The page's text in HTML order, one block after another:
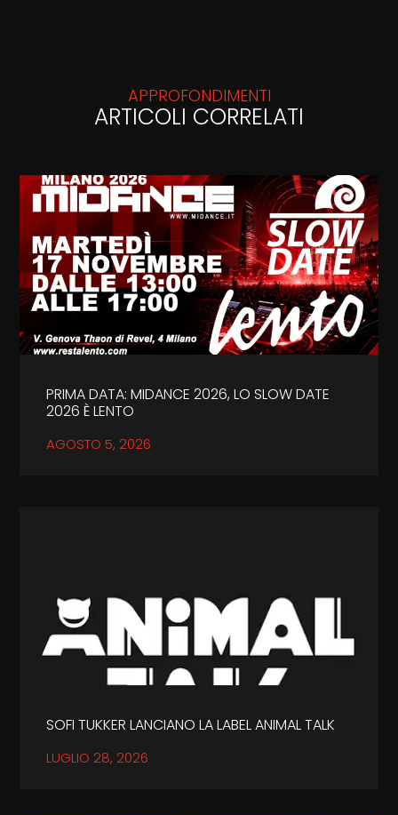
APPROFONDIMENTI
ARTICOLI CORRELATI
PRIMA DATA: MIDANCE 2026, LO SLOW DATE
2026 È LENTO
AGOSTO 5, 2026
SOFI TUKKER LANCIANO LA LABEL ANIMAL TALK
LUGLIO 28, 2026